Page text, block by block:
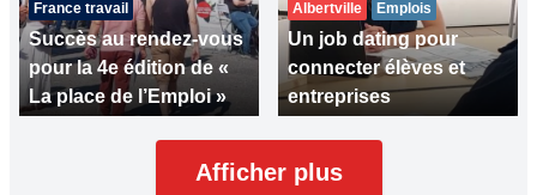
France travail
Succès au rendez-vous
pour la 4e édition de «
La place de l’Emploi »
Albertville Emplois
Un job dating pour
connecter élèves et
entreprises
Afficher plus